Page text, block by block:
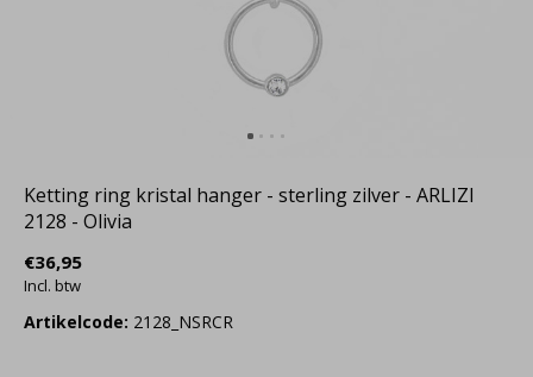
Ketting ring kristal hanger - sterling zilver - ARLIZI
2128 - Olivia
€36,95
Incl. btw
Artikelcode: 2128_NSRCR